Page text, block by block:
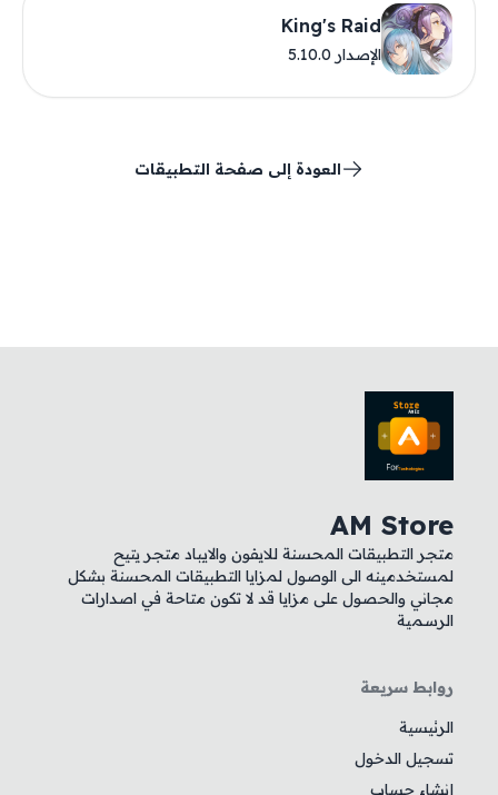
King's Raid
الإصدار 5.10.0
العودة إلى صفحة التطبيقات
AM Store
متجر التطبيقات المحسنة للايفون والايباد متجر يتيح
لمستخدمينه الى الوصول لمزايا التطبيقات المحسنة بشكل
مجاني والحصول على مزايا قد لا تكون متاحة في اصدارات
الرسمية
روابط سريعة
الرئيسية
تسجيل الدخول
إنشاء حساب